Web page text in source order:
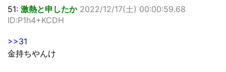
51: 激熱と申したか 2022/12/17(土) 00:00:59.68
ID:P1h4+KCDH
>>31
金持ちやんけ